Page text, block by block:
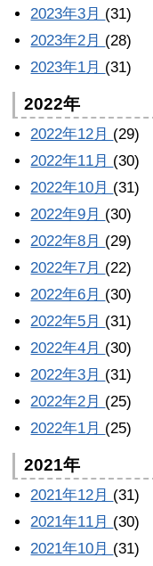
2023年3月 (31)
2023年2月 (28)
2023年1月 (31)
2022年
2022年12月 (29)
2022年11月 (30)
2022年10月 (31)
2022年9月 (30)
2022年8月 (29)
2022年7月 (22)
2022年6月 (30)
2022年5月 (31)
2022年4月 (30)
2022年3月 (31)
2022年2月 (25)
2022年1月 (25)
2021年
2021年12月 (31)
2021年11月 (30)
2021年10月 (31)